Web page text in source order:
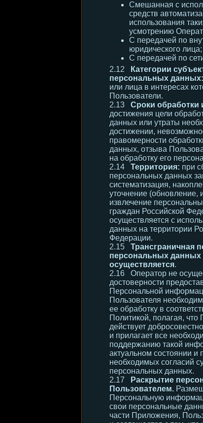
Смешанная с
средств
использования
усмотрению
С передачей по
юридического лица;
С передачей по
Категории
персональных данных:
или лица в интересах
Пользователи.
Сроки обработки
достижения цели
данных или утраты
достижении,
правомерности
данных, отзыва
на обработку его
Территория: при
персональных данных
систематизация,
уточнение (обновление,
извлечение
граждан Российской
осуществляется с
данных на территории
Федерации.
Трансграничная
персональных данных
осуществляется.
Оператор не
достоверности
Персональной
Пользователя
ее обработку в
Политикой, полагая, что
действует
и прилагает все
поддержанию такой
актуальном состоянии и
необходимых согласий
персональных данных.
Раскрытие
Пользователем.
Персональную
свои персональные
части Приложения,